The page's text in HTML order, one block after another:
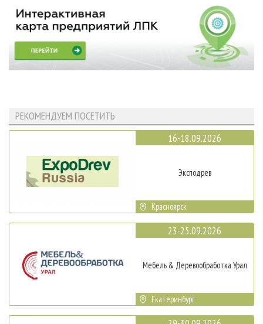
РЕКОМЕНДУЕМ ПОСЕТИТЬ
16-18.09.2026
Эксподрев
Красноярск
23-25.09.2026
Мебель & Деревообработка Урал
Екатеринбург